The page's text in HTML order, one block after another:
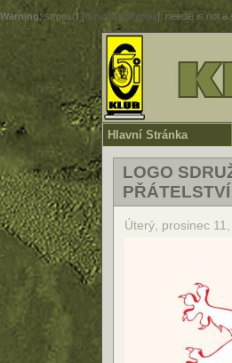
Warning: strpos() [function.strpos]: needle is not a
Hlavní Stránka
LOGO
PŘÁTELSTVÍ
Úterý, prosinec